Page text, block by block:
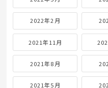
2022年2月
2021年11月
2021年8月
2021年5月